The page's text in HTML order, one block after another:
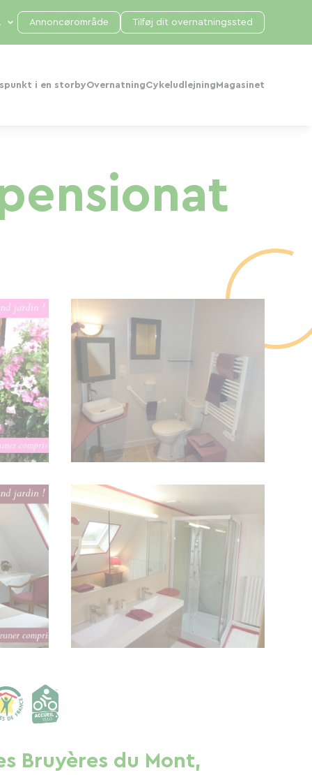
i en storbyOvernatningCykeludlejning Magasinet
Annoncørområde Tilføj dit overnatningssted
Bruyères du Mont,